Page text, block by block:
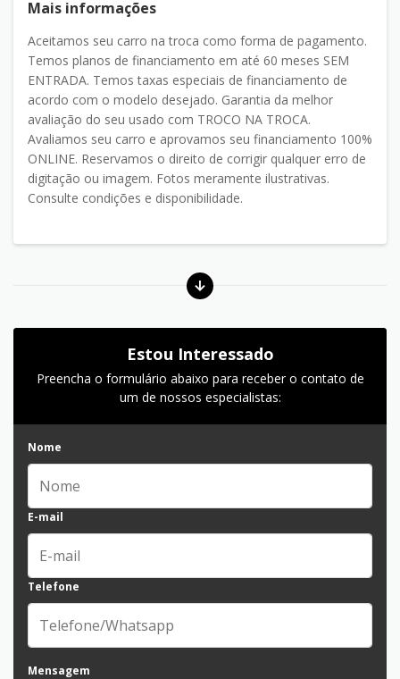
Mais informações
Aceitamos seu carro na troca como forma de pagamento.
Temos planos de financiamento em até 60 meses SEM
ENTRADA. Temos taxas especiais de financiamento de
acordo com o modelo desejado. Garantia da melhor
avaliação do seu usado com TROCO NA TROCA.
Avaliamos seu carro e aprovamos seu financiamento 100%
ONLINE. Reservamos o direito de corrigir qualquer erro de
digitação ou imagem. Fotos meramente ilustrativas.
Consulte condições e disponibilidade.
Estou Interessado
Preencha o formulário abaixo para receber o contato de
um de nossos especialistas:
Nome
E-mail
Telefone
Mensagem